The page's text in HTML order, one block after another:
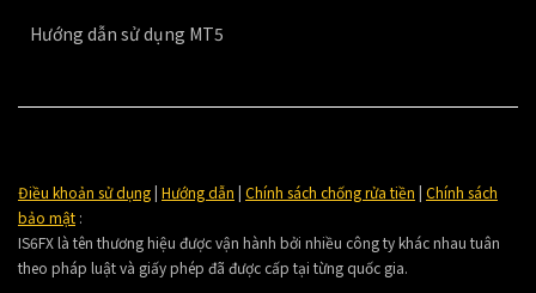
Hướng dẫn sử dụng MT5
Điều khoản sử dụng| Hướng dẫn | Chính sách chống rửa tiền | Chính sách
bảo mật :
IS6FX là tên thương hiệu được vận hành bởi nhiều công ty khác nhau tuân
theo pháp luật và giấy phép đã được cấp tại từng quốc gia.